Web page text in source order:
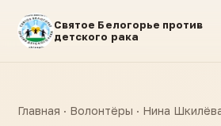
Святое Белогорье против
детского рака
Главная · Волонтёры · Нина